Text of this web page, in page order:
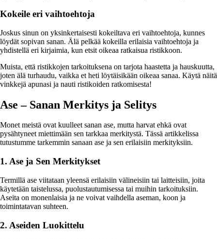
Kokeile eri vaihtoehtoja
Joskus sinun on yksinkertaisesti kokeiltava eri vaihtoehtoja, kunnes
löydät sopivan sanan. Älä pelkää kokeilla erilaisia vaihtoehtoja ja
yhdistellä eri kirjaimia, kun etsit oikeaa ratkaisua ristikkoon.
Muista, että ristikkojen tarkoituksena on tarjota haastetta ja hauskuutta,
joten älä turhaudu, vaikka et heti löytäisikään oikeaa sanaa. Käytä näitä
vinkkejä apunasi ja nauti ristikoiden ratkomisesta!
Ase – Sanan Merkitys ja Selitys
Monet meistä ovat kuulleet sanan ase, mutta harvat ehkä ovat
pysähtyneet miettimään sen tarkkaa merkitystä. Tässä artikkelissa
tutustumme tarkemmin sanaan ase ja sen erilaisiin merkityksiin.
1. Ase ja Sen Merkitykset
Termillä ase viitataan yleensä erilaisiin välineisiin tai laitteisiin, joita
käytetään taistelussa, puolustautumisessa tai muihin tarkoituksiin.
Aseita on monenlaisia ja ne voivat vaihdella aseman, koon ja
toimintatavan suhteen.
2. Aseiden Luokittelu